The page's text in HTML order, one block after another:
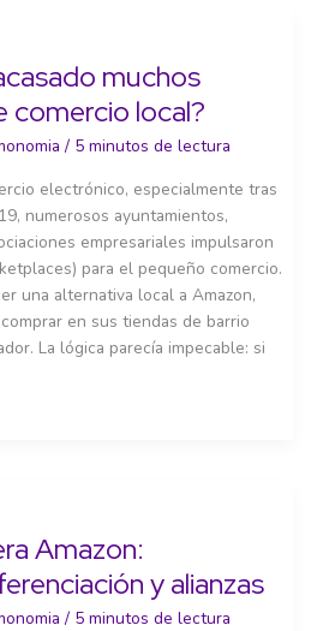
muchos
comercio local?
/ 5 minutos de lectura
electrónico, especialmente tras
numerosos ayuntamientos,
empresariales impulsaron
para el pequeño comercio.
una alternativa local a Amazon,
en sus tiendas de barrio
La lógica parecía impecable: si
Amazon:
y alianzas
/ 5 minutos de lectura